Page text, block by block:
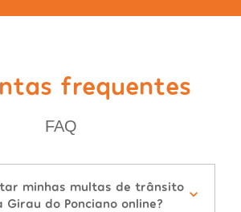
frequentes
FAQ
minhas multas de trânsito
do Ponciano online?